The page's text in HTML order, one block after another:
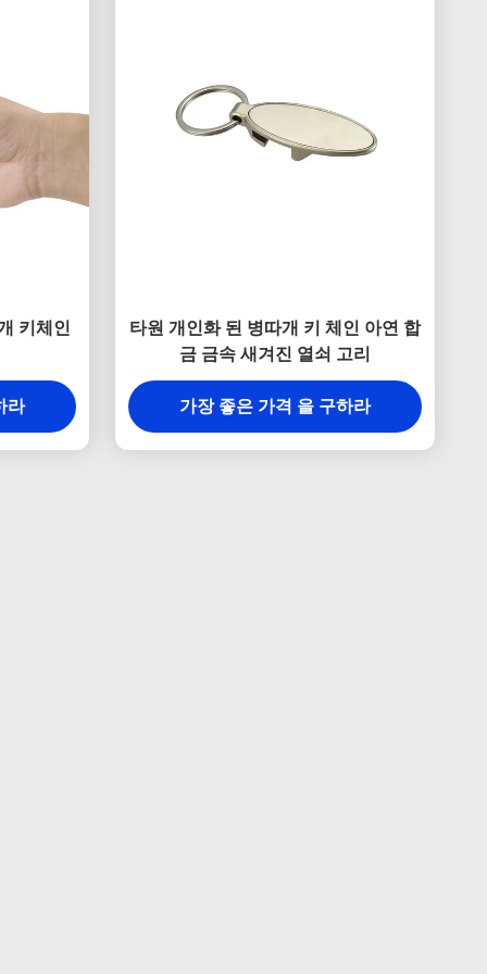
키체인
라
타원 개인화 된 병따개 키 체인 아연 합
금 금속 새겨진 열쇠 고리
가장 좋은 가격 을 구하라